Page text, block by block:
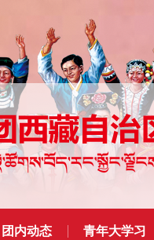
团内动态 青年大学习